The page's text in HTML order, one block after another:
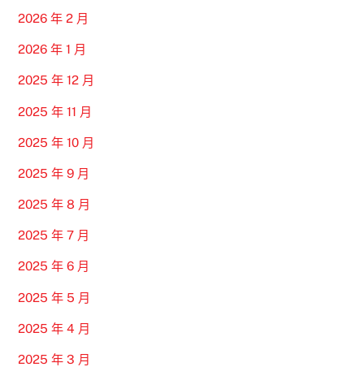
2026 年 2 月
2026 年 1 月
2025 年 12 月
2025 年 11 月
2025 年 10 月
2025 年 9 月
2025 年 8 月
2025 年 7 月
2025 年 6 月
2025 年 5 月
2025 年 4 月
2025 年 3 月